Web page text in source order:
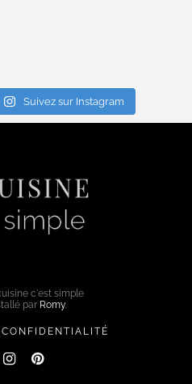
Suivez sur Instagram
c'est simple
par Romy.